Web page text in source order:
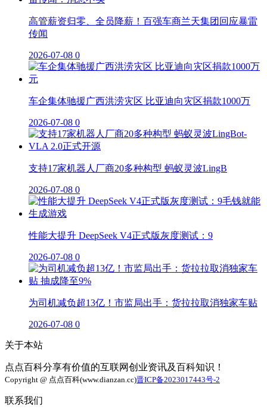
高管薪资归零、全员降薪！百强车商兰天集团回应暴雷
传闻
2026-07-08 0
车企集体驰援广西洪涝灾区 比亚迪向灾区捐款1000万
2026-07-08 0
支持17家机器人厂商20多种构型 蚂蚁灵波LingB
2026-07-08 0
性能大提升 DeepSeek V4正式版灰度测试：9
2026-07-08 0
为司机减负超13亿！市监局出手：货拉拉取消独家车贴
2026-07-08 0
关于本站
点点百科分享有价值的互联网创业资讯及百科知识！
Copyright @ 点点百科(www.dianzan.cc)晋ICP备2023017443号-2
联系我们